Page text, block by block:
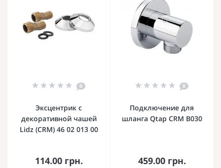
0
Эксцентрик с
декоративной чашей
Lidz (CRM) 46 02 013 00
114.00 грн.
0
Подключение для
шланга Qtap CRM B030
459.00 грн.